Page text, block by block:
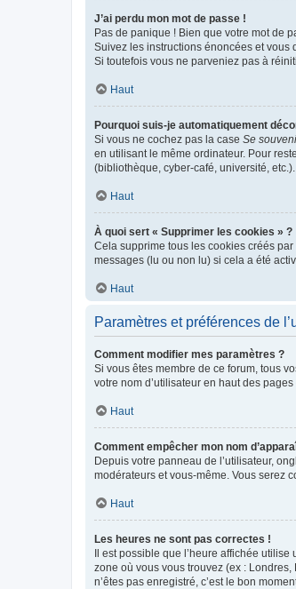
J’ai perdu mon mot de passe !
Pas de panique ! Bien que votre mot de
Suivez les instructions énoncées et vous
Si toutefois vous ne parveniez pas à
Haut
Pourquoi suis-je automatiquement
Si vous ne cochez pas la case Se
en utilisant le même ordinateur. Pour
(bibliothèque, cyber-café, université,
Haut
À quoi sert « Supprimer les cookies » ?
Cela supprime tous les cookies créés
messages (lu ou non lu) si cela a été
Haut
Paramètres et préférences de
Comment modifier mes paramètres ?
Si vous êtes membre de ce forum, tous
votre nom d’utilisateur en haut des
Haut
Comment empêcher mon nom
Depuis votre panneau de l’utilisateur,
modérateurs et vous-même. Vous serez
Haut
Les heures ne sont pas correctes !
Il est possible que l’heure affichée
zone où vous vous trouvez (ex :
n’êtes pas enregistré, c’est le bon